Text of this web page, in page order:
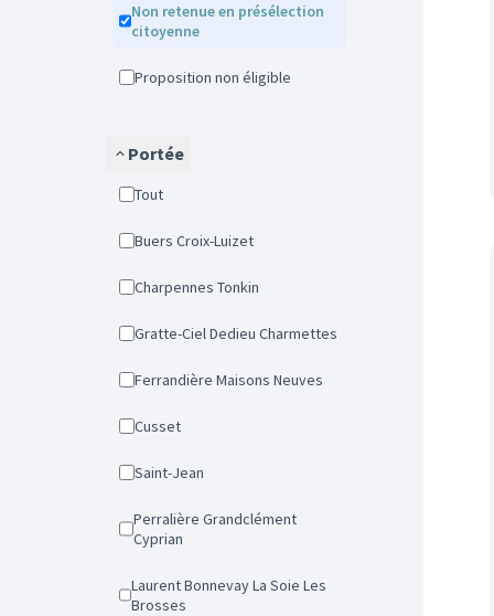
Non retenue en présélection
citoyenne
Proposition non éligible
Portée
Tout
Buers Croix-Luizet
Charpennes Tonkin
Gratte-Ciel Dedieu Charmettes
Ferrandière Maisons Neuves
Cusset
Saint-Jean
Perralière Grandclément
Cyprian
Laurent Bonnevay La Soie Les
Brosses